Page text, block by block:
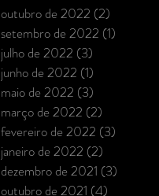
outubro de 2022 (2)
setembro de 2022 (1)
julho de 2022 (3)
junho de 2022 (1)
maio de 2022 (3)
março de 2022 (2)
fevereiro de 2022 (3)
janeiro de 2022 (2)
dezembro de 2021 (3)
outubro de 2021 (4)